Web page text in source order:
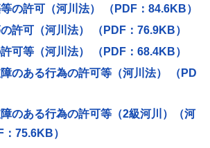
の許可（河川法） （PDF：84.6KB）
許可（河川法） （PDF：76.9KB）
可等（河川法） （PDF：68.4KB）
のある行為の許可等（河川法） （PD
のある行為の許可等（2級河川）（河
75.6KB）